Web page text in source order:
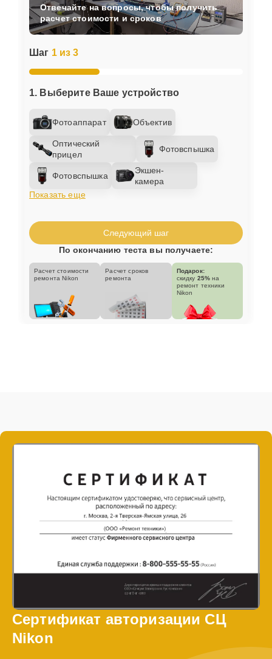
Шаг 1 из 3
1. Выберите Ваше устройство
Фотоаппарат Объектив
Оптический
прицел
Фотовспышка
Фотовспышка
Экшен-
камера
Показать еще
Отвечайте на вопросы, чтобы получить
расчет стоимости и сроков
Следующий шаг
По окончанию теста вы получаете:
Расчет стоимости
ремонта Nikon
Расчет сроков
ремонта
Подарок:
скидку 25% на
ремонт техники
Nikon
Сертификат авторизации СЦ
Nikon